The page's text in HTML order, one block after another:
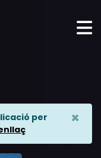
per
×